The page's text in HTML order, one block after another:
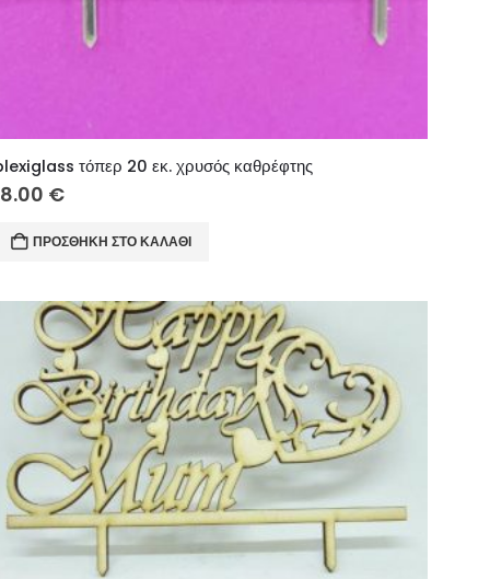
τόπερ 20 εκ. χρυσός καθρέφτης
€
ΠΡΟΣΘΉΚΗ ΣΤΟ ΚΑΛΆΘΙ